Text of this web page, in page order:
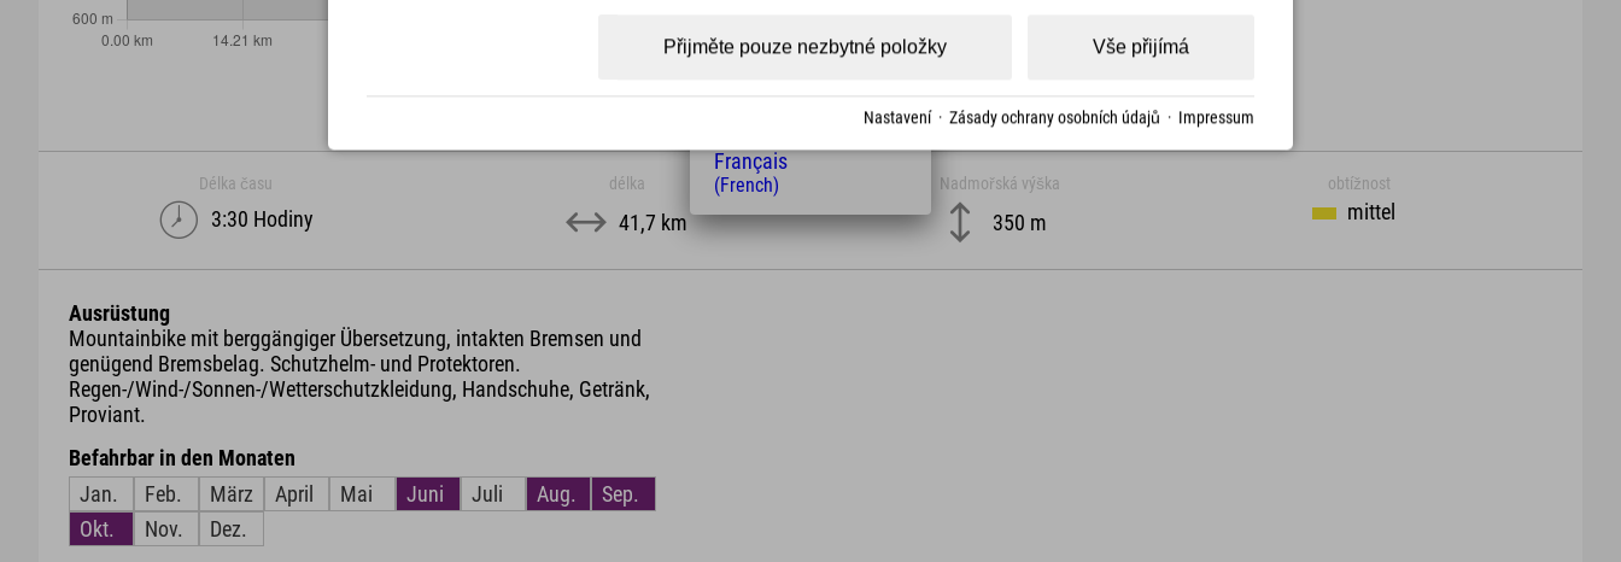
Délka času
3:30 Hodiny
délka
41,7 km
Nadmořská výška
350 m
obtížnost
mittel
Ausrüstung
Mountainbike mit berggängiger Übersetzung, intakten Bremsen und
genügend Bremsbelag. Schutzhelm- und Protektoren.
Regen-/Wind-/Sonnen-/Wetterschutzkleidung, Handschuhe, Getränk,
Proviant.
Befahrbar in den Monaten
Jan.
Feb. März April Mai Juni Juli Aug.
Sep.
Okt.
Nov.
Dez.
Vše přijímá
Přijměte pouze nezbytné položky
Nastavení· Zásady ochrany osobních údajů · Impressum
(Polish)
Magyar
Français
(French)